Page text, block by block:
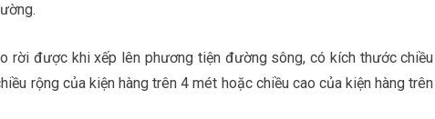
rời được khi xếp lên phương tiện đường sông, có kích thước chiều
rộng của kiện hàng trên 4 mét hoặc chiều cao của kiện hàng trên